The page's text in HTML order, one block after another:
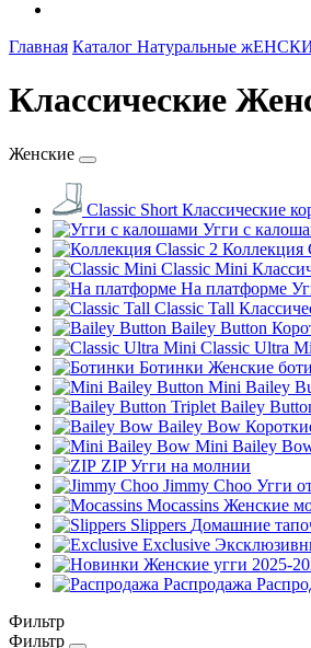
Главная Каталог Натуральные
Классические
Женские
Classic Short Классические
Угги с
Коллекция
Classic Mini
На платформе
Classic Tall
Bailey Button
Classic Ultra
Ботинки Женские
Mini Bailey
Bailey
Bailey Bow
Mini Bailey
ZIPУгги на молнии
Jimmy Choo Угги
Mocassins Женские
Slippers Домашние
Exclusive
Распродажа
Фильтр
Фильтр